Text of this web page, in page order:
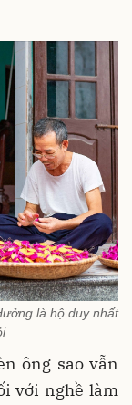
là hộ duy nhất
ông sao vẫn
với nghề làm